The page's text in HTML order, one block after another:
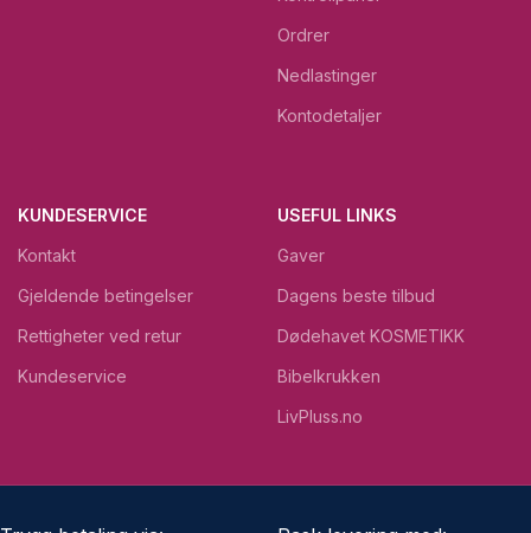
Ordrer
Nedlastinger
Kontodetaljer
KUNDESERVICE
Kontakt
Gjeldende betingelser
Rettigheter ved retur
Kundeservice
USEFUL LINKS
Gaver
Dagens beste tilbud
Dødehavet KOSMETIKK
Bibelkrukken
LivPluss.no